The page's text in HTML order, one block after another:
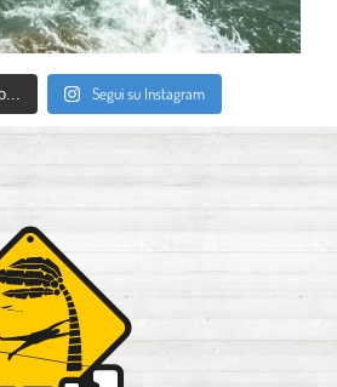
Segui su Instagram